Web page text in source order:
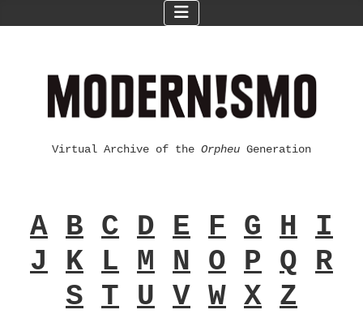
Virtual Archive of the Orpheu Generation
A B C D E F G H
I
J
K L M N O P Q
R
S T U V W X Z